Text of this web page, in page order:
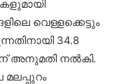
വെള്ളക്കെട്ടും
34.8
അനുമതി നൽകി.